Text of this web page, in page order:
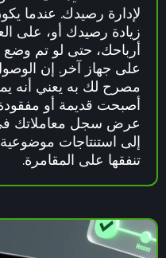
لإدارة رصيدك. عندما
زيادة رصيدك أو،
أرباحك، حتى لو تم وضع
على جهاز آخر. إن
مصرح لك به يعني أنه
أصبحت قديمة أو
عرض سجل معاملاتك
إلى استنتاجات
تنفقها على المقامرة.